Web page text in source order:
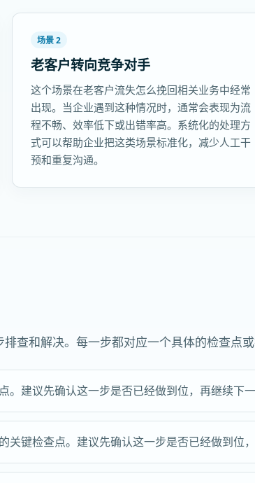
场景 2
老客户转向竞争对手
这个场景在老客户流失怎么挽回相关业务中经常
出现。当企业遇到这种情况时，通常会表现为流
程不畅、效率低下或出错率高。系统化的处理方
式可以帮助企业把这类场景标准化，减少人工干
预和重复沟通。
查和解决。每一步都对应一个具体的检查点
建议先确认这一步是否已经做到位，再继续下
关键检查点。建议先确认这一步是否已经做到位